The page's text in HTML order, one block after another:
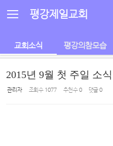
평강제일교회
교회소식 평강의참모습
2015년 9월 첫 주일 소식
관리자 조회 수 1077 추천 수0 댓글0